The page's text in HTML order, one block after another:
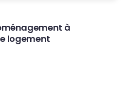
à
logement